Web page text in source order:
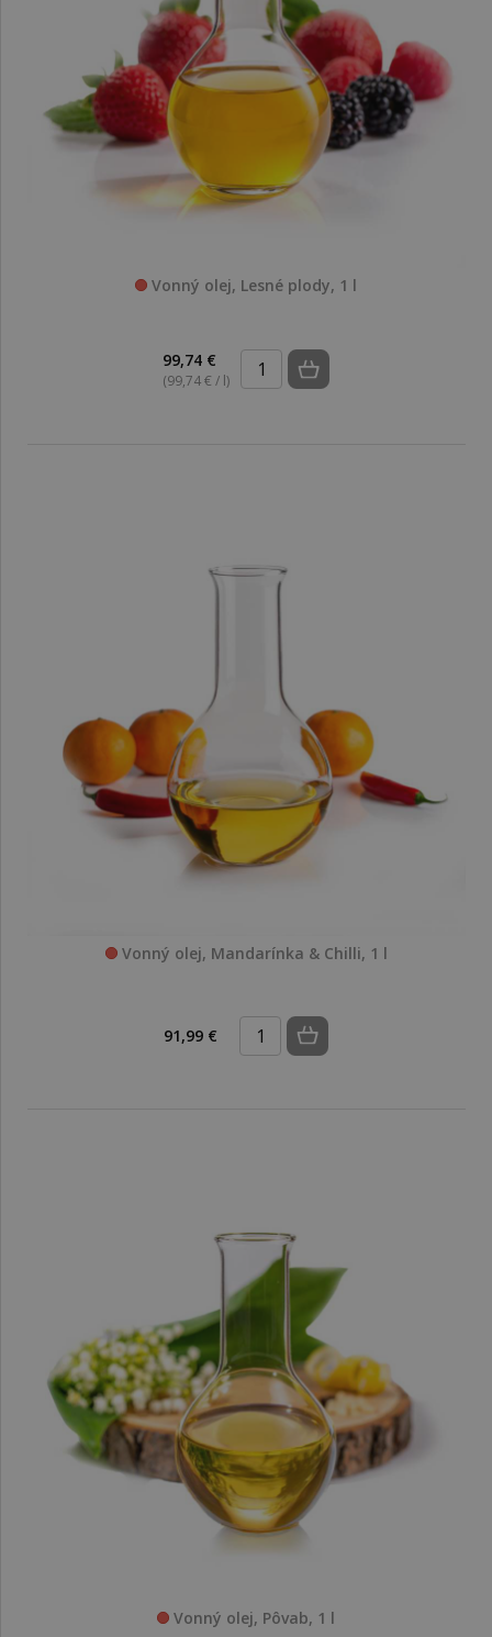
Vonný olej, Lesné plody, 1 l
99,74 €
(99,74 € / l)
Vonný olej, Mandarínka & Chilli, 1 l
91,99 €
Vonný olej, Pôvab, 1 l